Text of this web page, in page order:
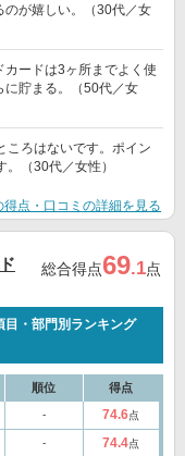
のが嬉しい。（30代／女
ードは3ヶ所までよく使
に貯まる。（50代／女
ころはないです。ポイン
（30代／女性）
得点・口コミの詳細を見る
総合得点69.1点
・部門別ランキング
順位 得点
‐ 74.6点
‐ 74.4点